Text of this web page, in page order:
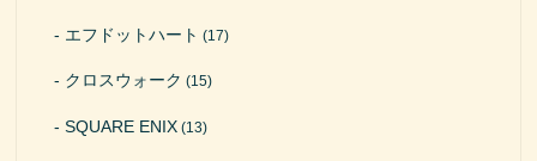
エフドットハート (17)
クロスウォーク (15)
SQUARE ENIX (13)